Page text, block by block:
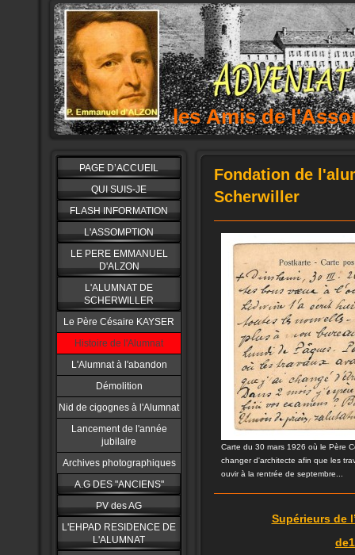
les Amis de
PAGE D’ACCUEIL
QUI SUIS-JE
FLASH INFORMATION
L'ASSOMPTION
LE PERE EMMANUEL
D'ALZON
L'ALUMNAT DE
SCHERWILLER
Le Père Césaire KAYSER
Histoire de l'Alumnat
L'Alumnat à l'abandon
Démolition
Nid de cigognes à l'Alumnat
Lancement de l'année
jubilaire
Archives photographiques
A.G DES "ANCIENS"
PV des AG
L'EHPAD RESIDENCE DE
L'ALUMNAT
Fondation de
Scherwiller
Carte du 30 mars 1926 où le Père
changer d'architecte afin que les
ouvir à la rentrée de septembre...
Supérieurs de